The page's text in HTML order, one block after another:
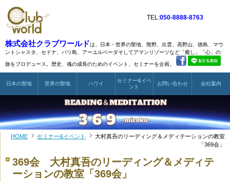
株式会社クラブワールドは、日本・世界の聖地、熊野、出雲、高野山、徳島、マウ
ントシャスタ、 セドナ、バリ島、アーユルベーダそしてアマンリゾーツなど 「癒し」「心」の
旅をプロデュース。歴史、魂の成長のためのイベント、セミナーを企画。
TEL:050-8888-8763
日本の聖地 世界の聖地 ハワイ
セミナー&イベ
ント
お問い合わせ 会社案内
HOME セミナー&イベント
大村真吾のリーディング＆メディテーションの教室
「369会」
369会 大村真吾のリーディング＆メディテ
ーションの教室「369会」